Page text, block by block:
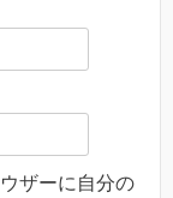
ザーに自分の